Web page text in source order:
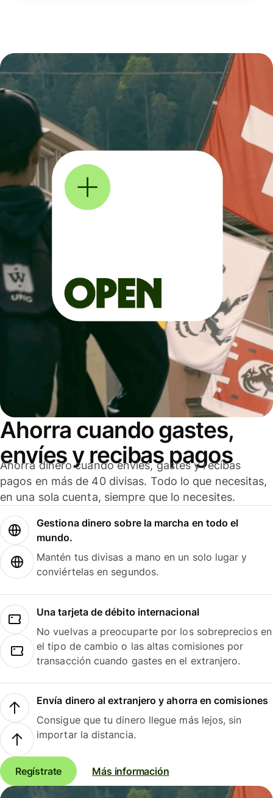
Ahorra cuando gastes,
envíes y recibas pagos
Ahorra dinero cuando envíes, gastes y recibas
pagos en más de 40 divisas. Todo lo que necesitas,
en una sola cuenta, siempre que lo necesites.
Gestiona dinero sobre la marcha en todo el
mundo.
Mantén tus divisas a mano en un solo lugar y
conviértelas en segundos.
Una tarjeta de débito internacional
No vuelvas a preocuparte por los sobreprecios en
el tipo de cambio o las altas comisiones por
transacción cuando gastes en el extranjero.
Envía dinero al extranjero y ahorra en comisiones
Consigue que tu dinero llegue más lejos, sin
importar la distancia.
Regístrate Más información